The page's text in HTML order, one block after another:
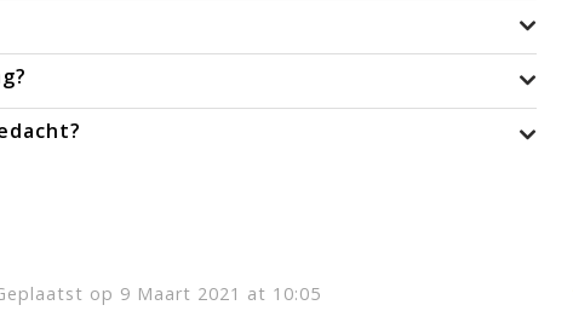
op 9 Maart 2021 at 10:05